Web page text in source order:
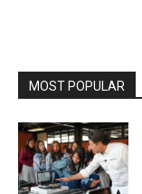
MOST POPULAR